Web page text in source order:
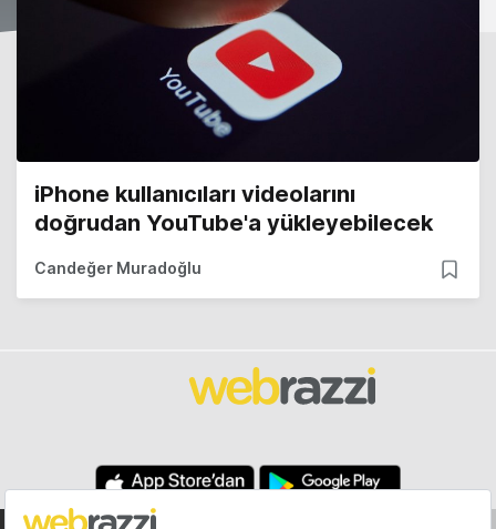
iPhone kullanıcıları videolarını
doğrudan YouTube'a yükleyebilecek
Candeğer Muradoğlu